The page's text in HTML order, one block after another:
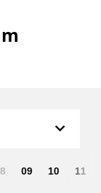
09 10 11